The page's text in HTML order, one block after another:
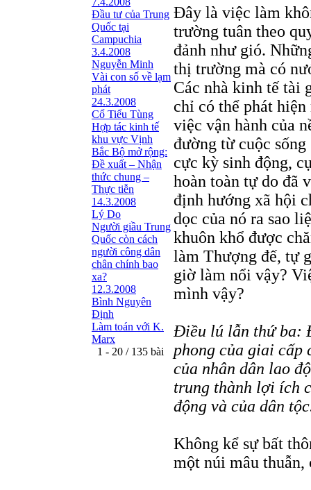
Đầu tư của Trung
Quốc tại
Campuchia
3.4.2008
Nguyễn Minh
Vài con số về lạm
phát
24.3.2008
Cổ Tiểu Tùng
Hợp tác kinh tế
khu vực Vịnh
Bắc Bộ mở rộng:
Đề xuất – Nhận
thức chung –
Thực tiễn
14.3.2008
Lý Do
Người giầu Trung
Quốc còn cách
người công dân
chân chính bao
xa?
12.3.2008
Bình Nguyên
Định
Làm toán với K.
Marx
1 - 20 / 135 bài
Đây là việc làm
trường tuân theo
đảnh như gió.
thị trường mà có
Các nhà kinh tế tài
chỉ có thể phát
việc vận hành của
đường từ cuộc
cực kỳ sinh động,
hoàn toàn tự do đã
định hướng xã hội
dọc của nó ra sao
khuôn khổ được
làm Thượng đế, tự
giờ làm nổi vậy?
mình vậy?
Điều lú lẫn thứ ba:
phong của giai cấp
của nhân dân lao
trung thành lợi ích
động và của dân
Không kể sự bất
một núi mâu